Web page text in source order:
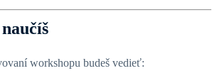
workshopu budeš vedieť: